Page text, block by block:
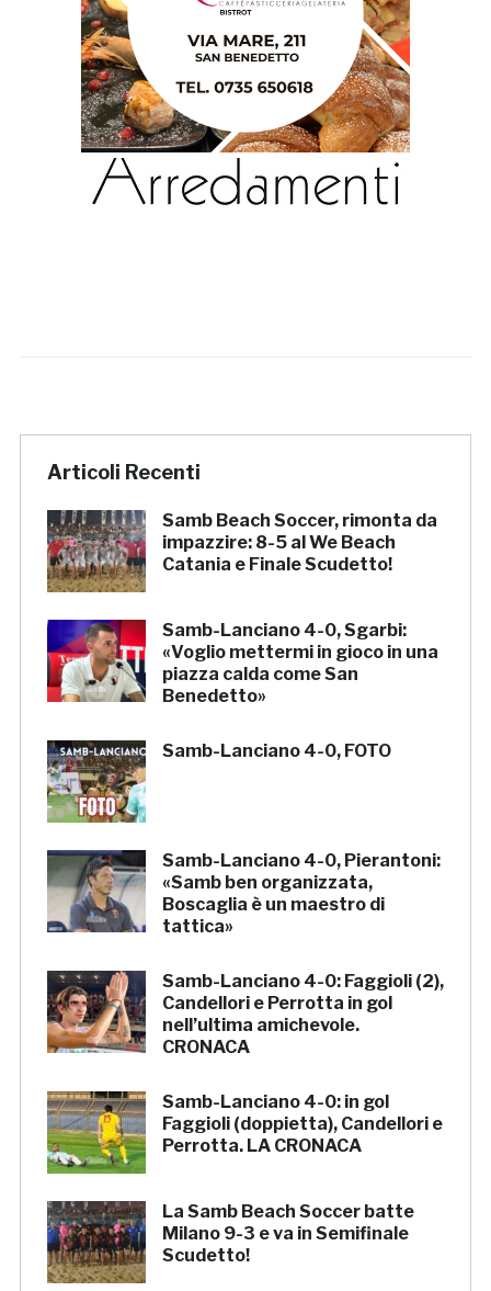
Articoli Recenti
Samb Beach Soccer, rimonta da
impazzire: 8-5 al We Beach
Catania e Finale Scudetto!
Samb-Lanciano 4-0, Sgarbi:
«Voglio mettermi in gioco in una
piazza calda come San
Benedetto»
Samb-Lanciano 4-0, FOTO
Samb-Lanciano 4-0, Pierantoni:
«Samb ben organizzata,
Boscaglia è un maestro di
tattica»
Samb-Lanciano 4-0: Faggioli (2),
Candellori e Perrotta in gol
nell’ultima amichevole.
CRONACA
Samb-Lanciano 4-0: in gol
Faggioli (doppietta), Candellori e
Perrotta. LA CRONACA
La Samb Beach Soccer batte
Milano 9-3 e va in Semifinale
Scudetto!